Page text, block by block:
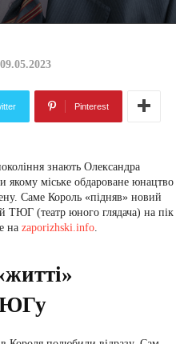
09.05.2023
Pinterest
знають Олександра
якому міське обдароване юнацтво
Саме Король «підняв» новий
ТЮГ (театр юного глядача) на пік
на zaporizhski.info